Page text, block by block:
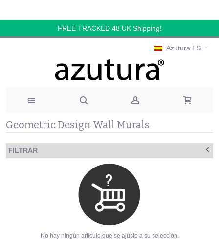
FREE TRACKED 48 UK Shipping!
Azutura ES
Geometric Design Wall Murals
FILTRAR
No hay ningún artículo que se ajuste a su selección.